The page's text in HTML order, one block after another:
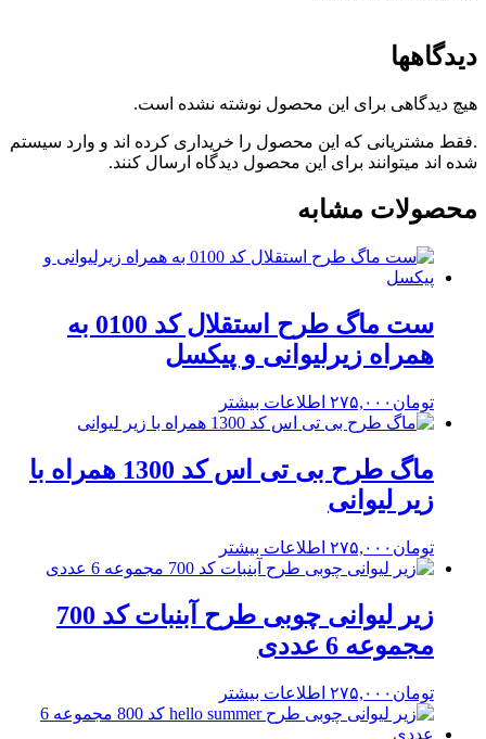
دیدگاهها
هیچ دیدگاهی برای این محصول نوشته نشده است.
.فقط مشتریانی که این محصول را خریداری کرده اند و وارد سیستم
شده اند میتوانند برای این محصول دیدگاه ارسال کنند.
محصولات مشابه
ست ماگ طرح استقلال کد 0100 به
همراه زیرلیوانی و پیکسل
تومان ۲۷۵,۰۰۰ اطلاعات بیشتر
ماگ طرح بی تی اس کد 1300 همراه با
زیر لیوانی
تومان ۲۷۵,۰۰۰ اطلاعات بیشتر
زیر لیوانی چوبی طرح آبنبات کد 700
مجموعه 6 عددی
تومان ۲۷۵,۰۰۰ اطلاعات بیشتر